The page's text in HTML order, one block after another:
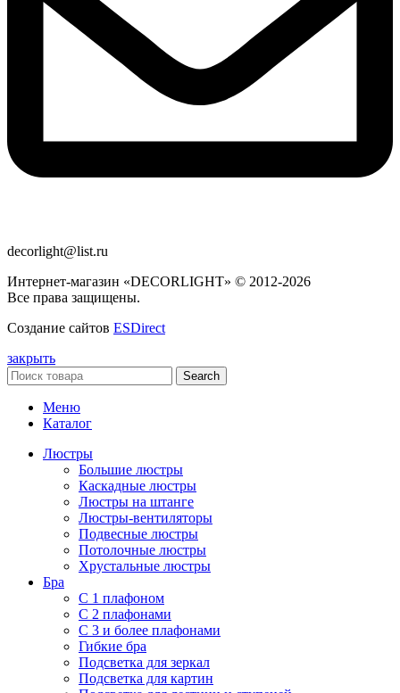
decorlight@list.ru
Интернет-магазин «DECORLIGHT» © 2012-2026
Все права защищены.
Создание сайтов ESDirect
закрыть
Search
Меню
Каталог
Люстры
Большие люстры
Каскадные люстры
Люстры на штанге
Люстры-вентиляторы
Подвесные люстры
Потолочные люстры
Хрустальные люстры
Бра
С 1 плафоном
С 2 плафонами
С 3 и более плафонами
Гибкие бра
Подсветка для зеркал
Подсветка для картин